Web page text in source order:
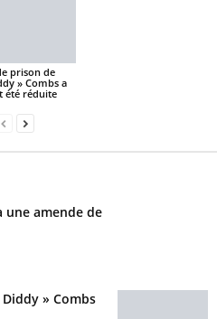
prison de
» Combs a
été réduite
une amende de
» Combs